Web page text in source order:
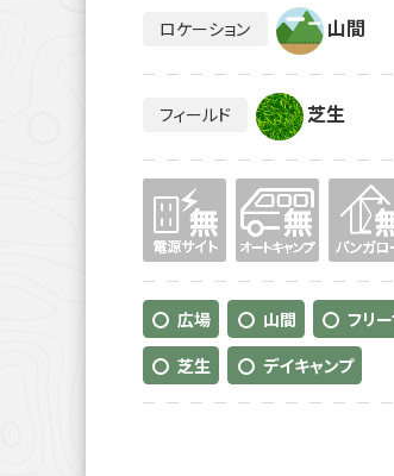
ロケーション 山間
フィールド 芝生
無 無
広場 山間 フリ
芝生
デイキャンプ